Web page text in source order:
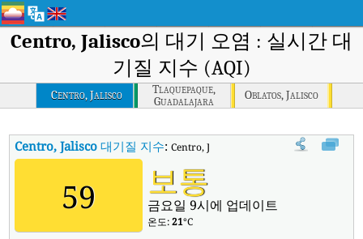
Centro, Jalisco의 대기 오염 : 실시간 대
기질 지수 (AQI)
Centro, Jalisco
Tlaquepaque,
Guadalajara
Oblatos, Jalisco
Centro, Jalisco 대기질 지수:Centro, Jalisco실시간 대기질 지수 (AQI).
59 보통
금요일 9시에 업데이트
온도:21°C